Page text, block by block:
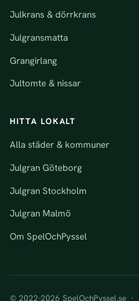
Julkrans & dörrkrans
Julgransmatta
Grangirlang
Jultomte & nissar
HITTA LOKALT
Alla städer & kommuner
Julgran Göteborg
Julgran Stockholm
Julgran Malmö
Om SpelOchPyssel
© 2022-2026 SpelOchPyssel.se ·